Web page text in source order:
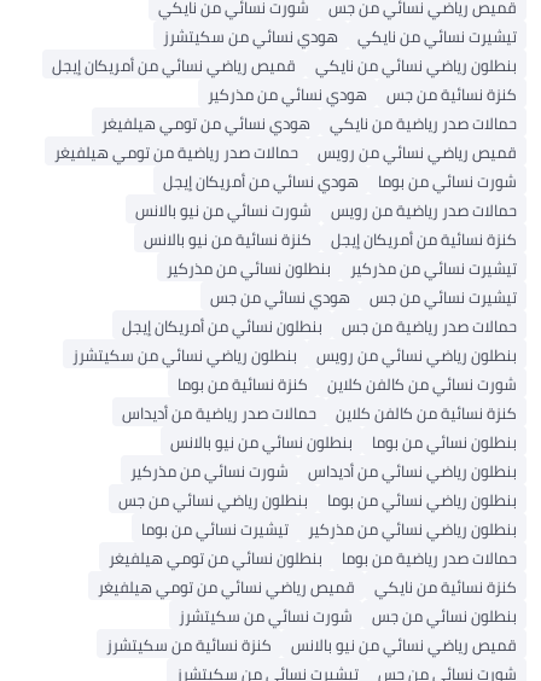
قميص رياضي نسائي من جس
شورت نسائي من نايكي
تيشيرت نسائي من نايكي
هودي نسائي من سكيتشرز
بنطلون رياضي نسائي من نايكي
قميص رياضي نسائي من أمريكان إيجل
كنزة نسائية من جس
هودي نسائي من مذركير
حمالات صدر رياضية من نايكي
هودي نسائي من تومي هيلفيغر
قميص رياضي نسائي من رويس
حمالات صدر رياضية من تومي هيلفيغر
شورت نسائي من بوما
هودي نسائي من أمريكان إيجل
حمالات صدر رياضية من رويس
شورت نسائي من نيو بالانس
كنزة نسائية من أمريكان إيجل
كنزة نسائية من نيو بالانس
تيشيرت نسائي من مذركير
بنطلون نسائي من مذركير
تيشيرت نسائي من جس
هودي نسائي من جس
حمالات صدر رياضية من جس
بنطلون نسائي من أمريكان إيجل
بنطلون رياضي نسائي من رويس
بنطلون رياضي نسائي من سكيتشرز
شورت نسائي من كالفن كلاين
كنزة نسائية من بوما
كنزة نسائية من كالفن كلاين
حمالات صدر رياضية من أديداس
بنطلون نسائي من بوما
بنطلون نسائي من نيو بالانس
بنطلون رياضي نسائي من أديداس
شورت نسائي من مذركير
بنطلون رياضي نسائي من بوما
بنطلون رياضي نسائي من جس
بنطلون رياضي نسائي من مذركير
تيشيرت نسائي من بوما
حمالات صدر رياضية من بوما
بنطلون نسائي من تومي هيلفيغر
كنزة نسائية من نايكي
قميص رياضي نسائي من تومي هيلفيغر
بنطلون نسائي من جس
شورت نسائي من سكيتشرز
قميص رياضي نسائي من نيو بالانس
كنزة نسائية من سكيتشرز
شورت نسائي من جس
تيشيرت نسائي من سكيتشرز